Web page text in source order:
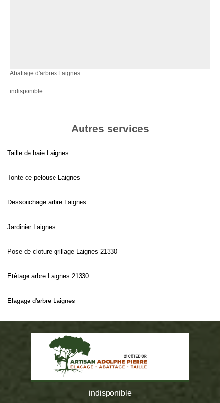
Abattage d'arbres Laignes
indisponible
Autres services
Taille de haie Laignes
Tonte de pelouse Laignes
Dessouchage arbre Laignes
Jardinier Laignes
Pose de cloture grillage Laignes 21330
Etêtage arbre Laignes 21330
Elagage d'arbre Laignes
indisponible